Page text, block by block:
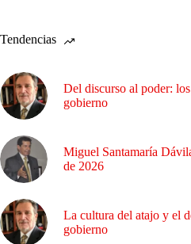
Tendencias
Del discurso al poder:
gobierno
Miguel Santamaría
de 2026
La cultura del atajo y el
gobierno